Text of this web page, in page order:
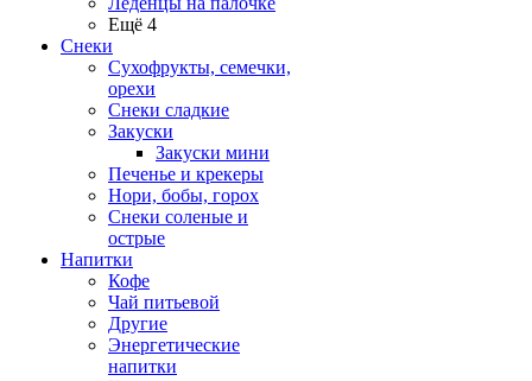
Ещё 4
Снеки
Сухофрукты, семечки,
орехи
Снеки сладкие
Закуски
Закуски мини
Печенье и крекеры
Нори, бобы, горох
Снеки соленые и
острые
Напитки
Кофе
Чай питьевой
Другие
Энергетические
напитки